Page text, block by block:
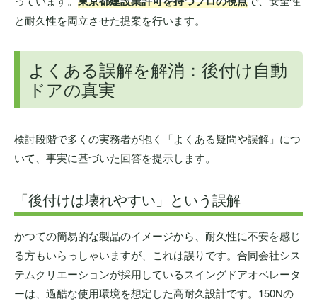
と耐久性を両立させた提案を行います。
よくある誤解を解消：後付け自動
ドアの真実
検討段階で多くの実務者が抱く「よくある疑問や誤解」につ
いて、事実に基づいた回答を提示します。
「後付けは壊れやすい」という誤解
かつての簡易的な製品のイメージから、耐久性に不安を感じ
る方もいらっしゃいますが、これは誤りです。合同会社シス
テムクリエーションが採用しているスイングドアオペレータ
ーは、過酷な使用環境を想定した高耐久設計です。150Nの